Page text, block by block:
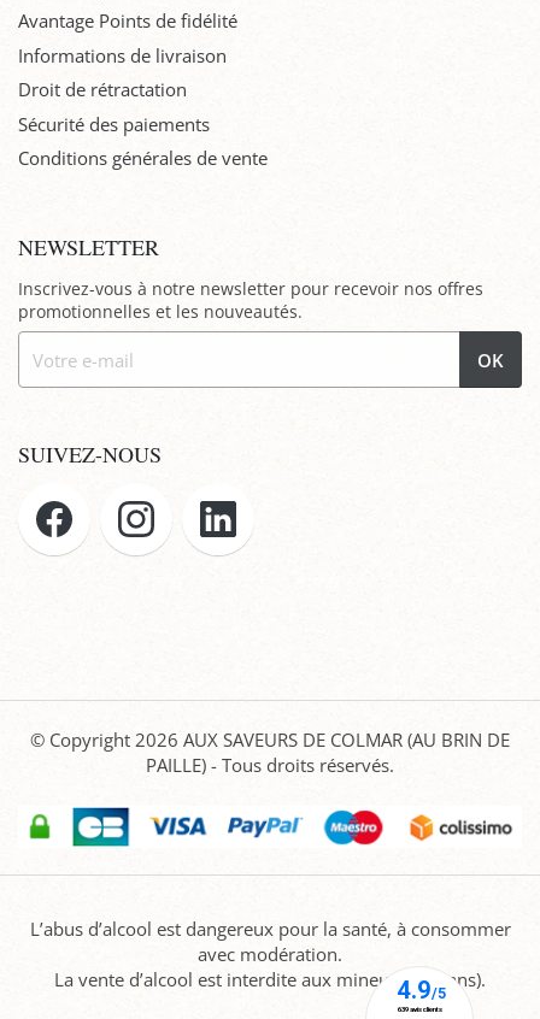
Avantage Points de fidélité
Informations de livraison
Droit de rétractation
Sécurité des paiements
Conditions générales de vente
NEWSLETTER
Inscrivez-vous à notre newsletter pour recevoir nos offres
promotionnelles et les nouveautés.
OK
SUIVEZ-NOUS
© Copyright 2026 AUX SAVEURS DE COLMAR (AU BRIN DE
PAILLE) - Tous droits réservés.
L’abus d’alcool est dangereux pour la santé, à consommer
avec modération.
La vente d’alcool est interdite aux mineurs (-18 ans).